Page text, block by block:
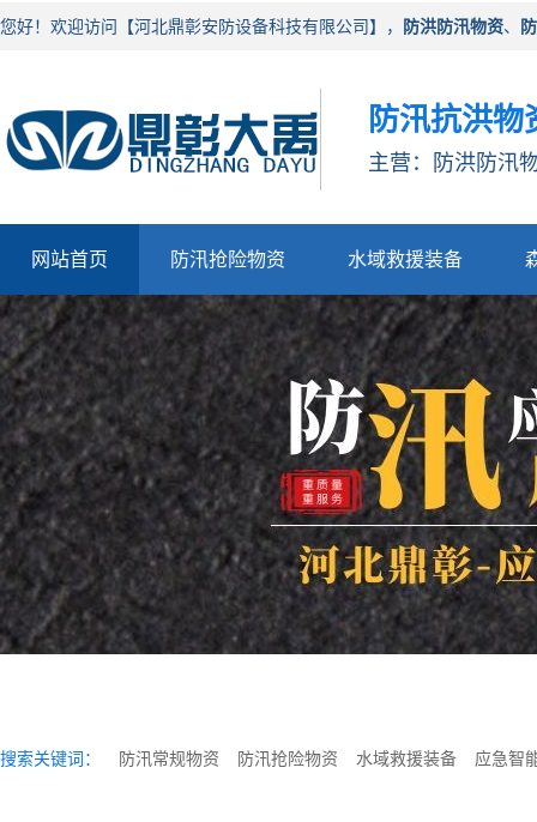
您好！欢迎访问【河北鼎彰安防设备科技有限公司】， 防洪防汛物资、
防汛抗洪
主营：防洪防汛
网站首页 防汛抢险物资 水域救援装备
搜索关键词： 防汛常规物资 防汛抢险物资 水域救援装备 应急智